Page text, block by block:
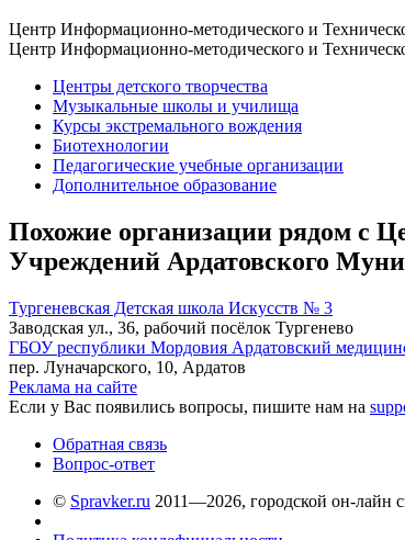
Центр Информационно-методического и
Центр Информационно-методического и
Центры детского творчества
Музыкальные школы и училища
Курсы экстремального вождения
Биотехнологии
Педагогические учебные организации
Дополнительное образование
Похожие организации рядом с
Учреждений Ардатовского
Тургеневская Детская школа Искусств № 3
Заводская ул., 36, рабочий посёлок Тургенево
ГБОУ республики Мордовия Ардатовский
пер. Луначарского, 10, Ардатов
Реклама на сайте
Если у Вас появились вопросы, пишите нам на
Обратная связь
Вопрос-ответ
© Spravker.ru 2011—2026, городской он-лайн